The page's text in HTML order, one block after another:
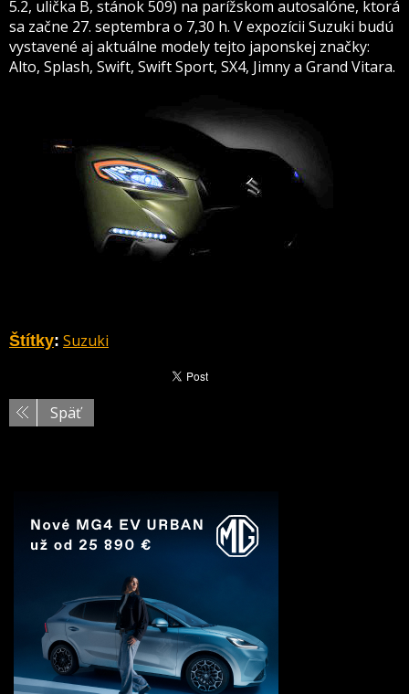
5.2, ulička B, stánok 509) na parížskom autosalóne, ktorá
sa začne 27. septembra o 7,30 h. V expozícii Suzuki budú
vystavené aj aktuálne modely tejto japonskej značky: ​​
Alto, Splash, Swift, Swift Sport, SX4, Jimny a Grand Vitara.
Štítky: Suzuki
Späť